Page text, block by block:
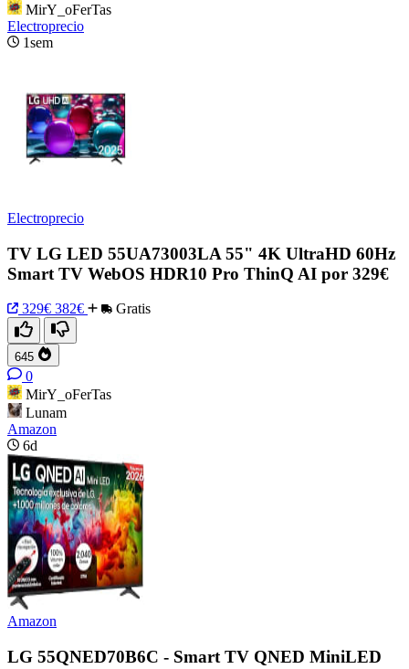
MirY_oFerTas
Electroprecio
1sem
Electroprecio
TV LG LED 55UA73003LA 55" 4K UltraHD 60Hz
Smart TV WebOS HDR10 Pro ThinQ AI por 329€
329€ 382€ Gratis
645
0
MirY_oFerTas
Lunam
Amazon
6d
Amazon
LG 55QNED70B6C - Smart TV QNED MiniLED